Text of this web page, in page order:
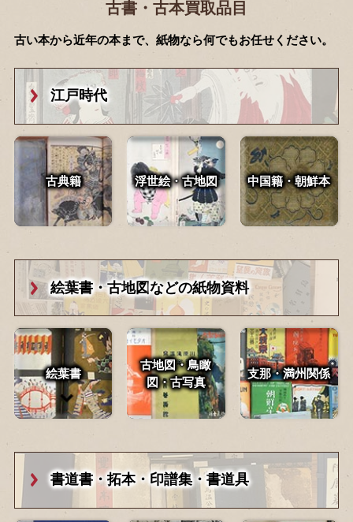
古書・古本買取品目
古い本から近年の本まで、紙物なら何でもお任せください。
江戸時代
古典籍 浮世絵・古地図 中国籍・朝鮮本
絵葉書・古地図などの紙物資料
絵葉書
古地図・鳥瞰
図・古写真
支那・満州関係
書道書・拓本・ 印譜集・書道具